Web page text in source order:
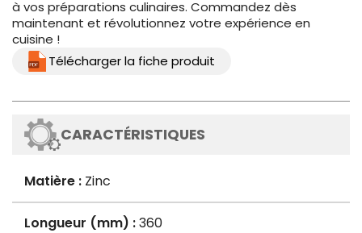
à vos préparations culinaires. Commandez dès
maintenant et révolutionnez votre expérience en
cuisine !
Télécharger la fiche produit
CARACTÉRISTIQUES
Matière : Zinc
Longueur (mm) :360